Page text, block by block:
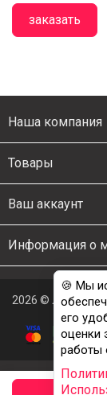
заказать
Наша компания
Товары
Ваш аккаунт
Информация о
2026 © Люкс
🍪 Мы
его
оценки
работы